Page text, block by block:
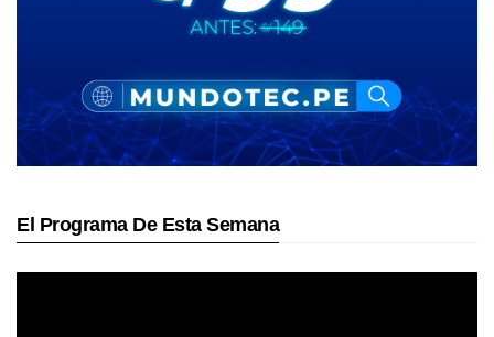
El Programa De Esta Semana